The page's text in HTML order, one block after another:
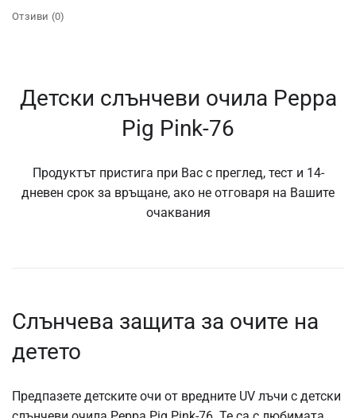
Отзиви (0)
Детски слънчеви очила Peppa
Pig Pink-76
Продуктът пристига при Вас с преглед, тест и 14-
дневен срок за връщане, ако не отговаря на Вашите
очаквания
Слънчева защита за очите на
детето
Предпазете детските очи от вредните UV лъчи с детски